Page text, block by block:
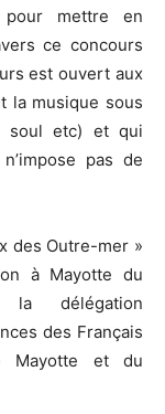
pour mettre en
ce concours
est ouvert aux
la musique sous
soul etc) et qui
pas de
des Outre-mer »
à Mayotte du
délégation
des Français
Mayotte et du